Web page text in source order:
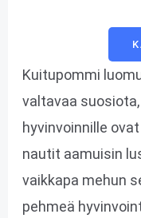
Kuitupommi
valtavaa
hyvinvoinnille
nautit aamuisin
vaikkapa mehun
pehmeä